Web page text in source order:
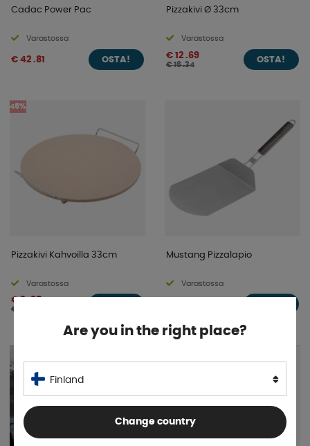
Cadac Power Pac
Varastossa
€ 42 .81 OSTA!
Pizzakivi Ø 33cm
Varastossa
€ 12 .69
€ 16 .34
OSTA!
45%
Pizzakivi Kahvoilla 33cm
Varastossa
€ 9 .95
€ 18 .07
Mustang Pizzalapio
Varastossa
Are you in the right place?
Finland
Change country